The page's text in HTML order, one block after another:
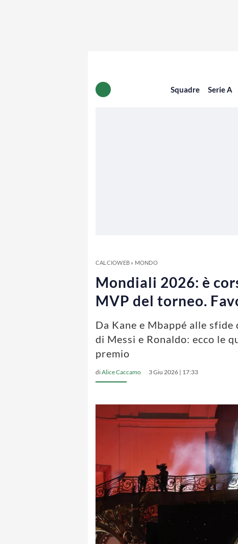
Squadre Serie A
CALCIOWEB» MONDO
Mondiali 2026: è
MVP del torneo.
Da Kane e Mbappé alle
di Messi e Ronaldo: ecco le
premio
diAlice Caccamo 3 Giu 2026 | 17:33